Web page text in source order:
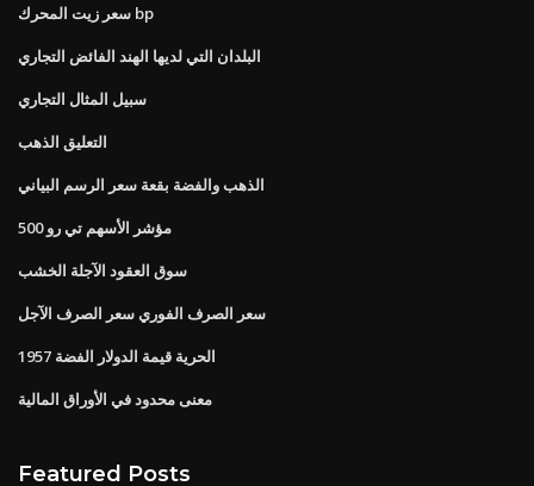
سعر زيت المحرك bp
البلدان التي لديها الهند الفائض التجاري
سبيل المثال التجاري
التعليق الذهب
الذهب والفضة بقعة سعر الرسم البياني
مؤشر الأسهم تي رو 500
سوق العقود الآجلة الخشب
سعر الصرف الفوري سعر الصرف الآجل
الحرية قيمة الدولار الفضة 1957
معنى محدود في الأوراق المالية
Featured Posts